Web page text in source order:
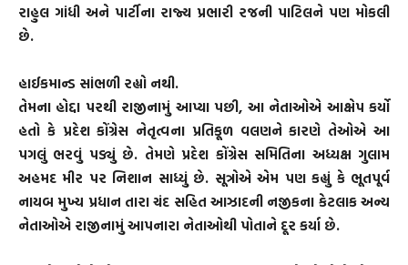
રાહુલ ગાંધી અને પાર્ટીના રાજ્ય પ્રભારી રજની પાટિલને પણ મોકલી
છે.
હાઈકમાન્ડ સાંભળી રહ્યો નથી.
તેમના હોદ્દા પરથી રાજીનામું આપ્યા પછી, આ નેતાઓએ આક્ષેપ કર્યો
હતો કે પ્રદેશ કોંગ્રેસ નેતૃત્વના પ્રતિકૂળ વલણને કારણે તેઓએ આ
પગલું ભરવું પડ્યું છે. તેમણે પ્રદેશ કોંગ્રેસ સમિતિના અધ્યક્ષ ગુલામ
અહમદ મીર પર નિશાન સાધ્યું છે. સૂત્રોએ એમ પણ કહ્યું કે ભૂતપૂર્વ
નાયબ મુખ્ય પ્રધાન તારા ચંદ સહિત આઝાદની નજીકના કેટલાક અન્ય
નેતાઓએ રાજીનામું આપનારા નેતાઓથી પોતાને દૂર કર્યા છે.